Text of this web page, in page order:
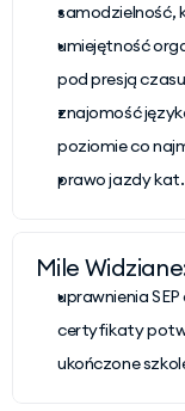
samodzielność,
umiejętność
pod presją
znajomość
poziomie co
prawo jazdy kat.
Mile
uprawnienia SEP
certyfikaty
ukończone